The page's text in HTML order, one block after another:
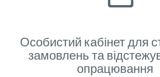
Особистий кабінет для
замовлень та
опрацювання